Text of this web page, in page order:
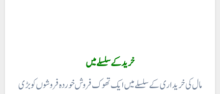
خرید کے سلسلے میں
مال کی خریداری کے سلسلے میں ایک تھوک فروش خوردہ فروشوں کو بڑی